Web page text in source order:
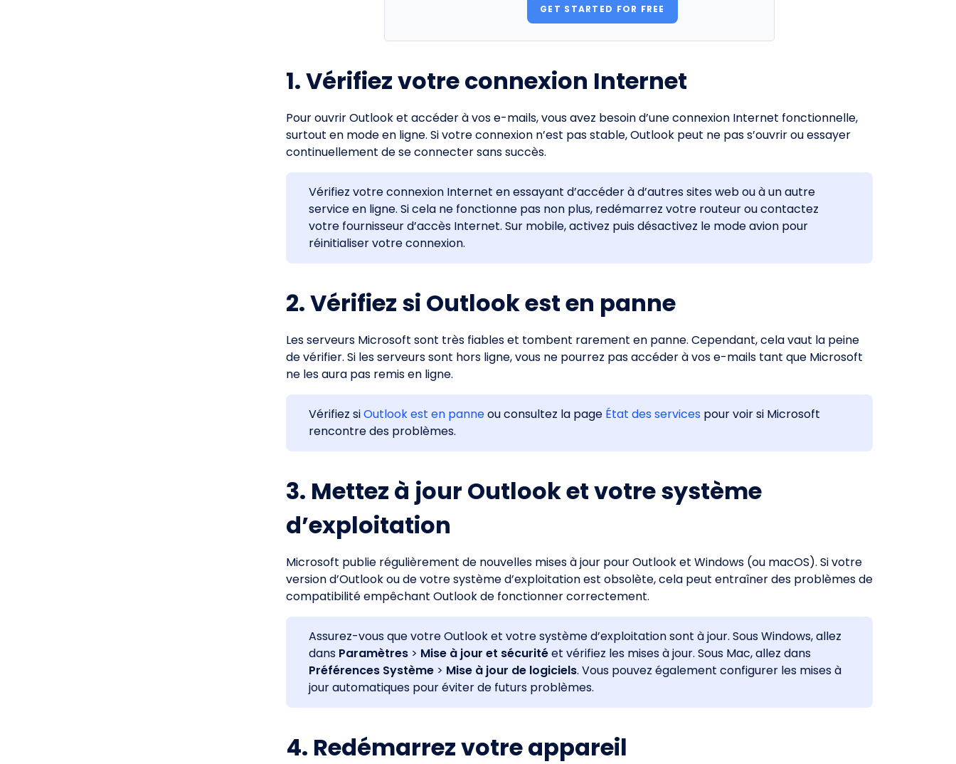
GET STARTED FOR FREE
1. Vérifiez votre connexion Internet
Pour ouvrir Outlook et accéder à vos e-mails, vous avez besoin d’une connexion Internet fonctionnelle,
surtout en mode en ligne. Si votre connexion n’est pas stable, Outlook peut ne pas s’ouvrir ou essayer
continuellement de se connecter sans succès.
Vérifiez votre connexion Internet en essayant d’accéder à d’autres sites web ou à un autre
service en ligne. Si cela ne fonctionne pas non plus, redémarrez votre routeur ou contactez
votre fournisseur d’accès Internet. Sur mobile, activez puis désactivez le mode avion pour
réinitialiser votre connexion.
2. Vérifiez si Outlook est en panne
Les serveurs Microsoft sont très fiables et tombent rarement en panne. Cependant, cela vaut la peine
de vérifier. Si les serveurs sont hors ligne, vous ne pourrez pas accéder à vos e-mails tant que Microsoft
ne les aura pas remis en ligne.
Vérifiez siOutlook est en panneou consultez la page État des services pour voir si Microsoft
rencontre des problèmes.
3. Mettez à jour Outlook et votre système
d’exploitation
Microsoft publie régulièrement de nouvelles mises à jour pour Outlook et Windows (ou macOS). Si votre
version d’Outlook ou de votre système d’exploitation est obsolète, cela peut entraîner des problèmes de
compatibilité empêchant Outlook de fonctionner correctement.
Assurez-vous que votre Outlook et votre système d’exploitation sont à jour. Sous Windows, allez
dans Paramètres > Mise à jour et sécuritéet vérifiez les mises à jour. Sous Mac, allez dans
Préférences Système > Mise à jour de logiciels. Vous pouvez également configurer les mises à
jour automatiques pour éviter de futurs problèmes.
4. Redémarrez votre appareil